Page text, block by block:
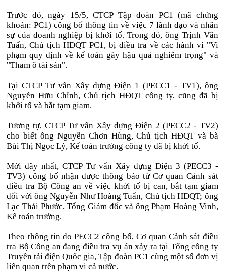
Trước đó, ngày 15/5, CTCP Tập đoàn PC1 (mã chứng
khoán: PC1) công bố thông tin về việc 7 lãnh đạo và nhân
sự của doanh nghiệp bị khởi tố. Trong đó, ông Trịnh Văn
Tuấn, Chủ tịch HĐQT PC1, bị điều tra về các hành vi "Vi
phạm quy định về kế toán gây hậu quả nghiêm trọng" và
"Tham ô tài sản".
Tại CTCP Tư vấn Xây dựng Điện 1 (PECC1 - TV1), ông
Nguyễn Hữu Chỉnh, Chủ tịch HĐQT công ty, cũng đã bị
khởi tố và bắt tạm giam.
Tương tự, CTCP Tư vấn Xây dựng Điện 2 (PECC2 - TV2)
cho biết ông Nguyễn Chơn Hùng, Chủ tịch HĐQT và bà
Bùi Thị Ngọc Lý, Kế toán trưởng công ty đã bị khởi tố.
Mới đây nhất, CTCP Tư vấn Xây dựng Điện 3 (PECC3 -
TV3) công bố nhận được thông báo từ Cơ quan Cảnh sát
điều tra Bộ Công an về việc khởi tố bị can, bắt tạm giam
đối với ông Nguyễn Như Hoàng Tuấn, Chủ tịch HĐQT; ông
Lạc Thái Phước, Tổng Giám đốc và ông Phạm Hoàng Vinh,
Kế toán trưởng.
Theo thông tin do PECC2 công bố, Cơ quan Cảnh sát điều
tra Bộ Công an đang điều tra vụ án xảy ra tại Tổng công ty
Truyền tải điện Quốc gia, Tập đoàn PC1 cùng một số đơn vị
liên quan trên phạm vi cả nước.